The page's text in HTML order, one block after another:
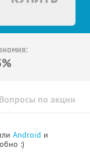
Вопросы по акции
Android и
:)